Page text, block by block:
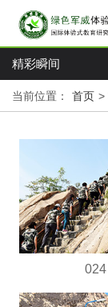
精彩瞬间
当前位置： 首页 >
024